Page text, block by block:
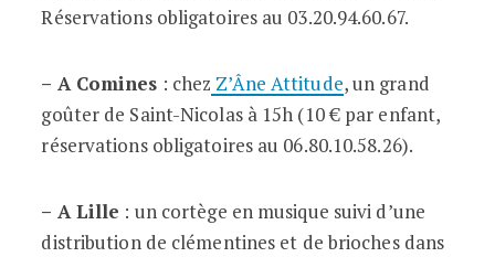
Réservations obligatoires au 03.20.94.60.67.
– A Comines : chez Z’Âne Attitude, un grand
goûter de Saint-Nicolas à 15h (10 € par enfant,
réservations obligatoires au 06.80.10.58.26).
– A Lille : un cortège en musique suivi d’une
distribution de clémentines et de brioches dans